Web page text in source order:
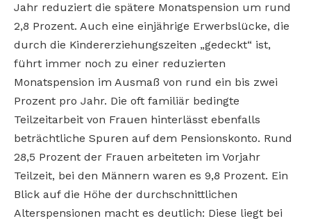
Jahr reduziert die spätere Monatspension um rund
2,8 Prozent. Auch eine einjährige Erwerbslücke, die
durch die Kindererziehungszeiten „gedeckt“ ist,
führt immer noch zu einer reduzierten
Monatspension im Ausmaß von rund ein bis zwei
Prozent pro Jahr. Die oft familiär bedingte
Teilzeitarbeit von Frauen hinterlässt ebenfalls
beträchtliche Spuren auf dem Pensionskonto. Rund
28,5 Prozent der Frauen arbeiteten im Vorjahr
Teilzeit, bei den Männern waren es 9,8 Prozent. Ein
Blick auf die Höhe der durchschnittlichen
Alterspensionen macht es deutlich: Diese liegt bei